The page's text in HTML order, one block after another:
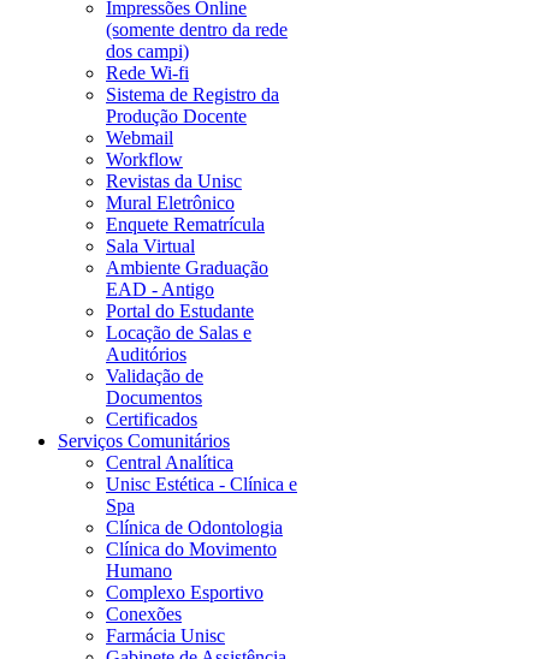
Impressões Online
(somente dentro da rede
dos campi)
Rede Wi-fi
Sistema de Registro da
Produção Docente
Webmail
Workflow
Revistas da Unisc
Mural Eletrônico
Enquete Rematrícula
Sala Virtual
Ambiente Graduação
EAD - Antigo
Portal do Estudante
Locação de Salas e
Auditórios
Validação de
Documentos
Certificados
Serviços Comunitários
Central Analítica
Unisc Estética - Clínica e
Spa
Clínica de Odontologia
Clínica do Movimento
Humano
Complexo Esportivo
Conexões
Farmácia Unisc